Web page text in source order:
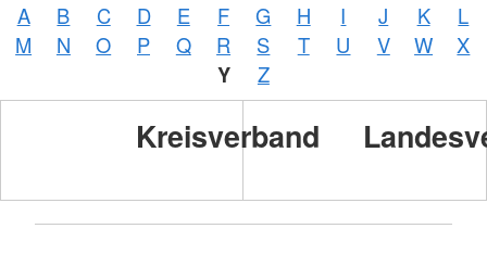
A B C D E F G H I J K
L
M
N O P Q R S T U V W X
Y Z
Kreisverband
Foto:
Zelck /
GmbH